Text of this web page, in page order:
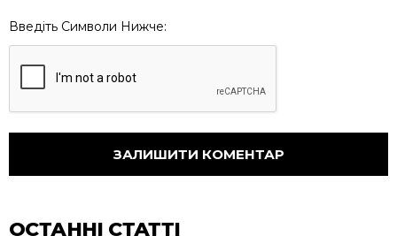
Введіть Символи Нижче:
ОСТАННІ СТАТТІ